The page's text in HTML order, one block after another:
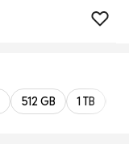
512 GB 1 TB